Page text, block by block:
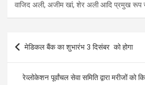
वाजिद अली, अजीम खां, शेर अली आदि प्रमुख रूप
Post
navigation
मेडिकल बैंक का शुभारंभ 3 दिसंबर को होगा
रेव्लोकेशन पूर्वांचल सेवा समिति द्वारा मरीजों को